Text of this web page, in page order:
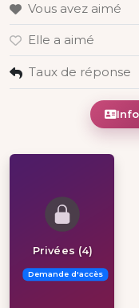
Vous avez aimé
Elle a aimé
Taux de réponse
Privées (4)
Demande d'accès